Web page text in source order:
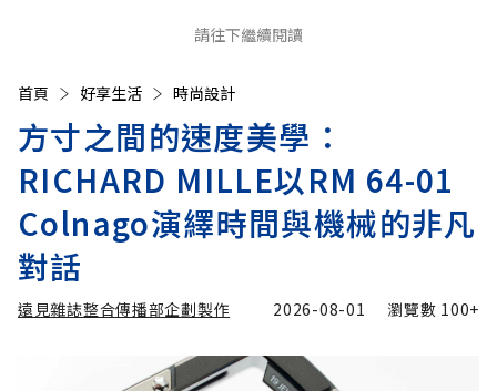
請往下繼續閱讀
首頁 好享生活 時尚設計
方寸之間的速度美學：
RICHARD MILLE以RM 64-01
Colnago演繹時間與機械的非凡
對話
遠見雜誌整合傳播部企劃製作 2026-08-01 瀏覽數 100+